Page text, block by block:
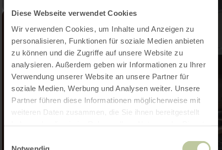
Diese Webseite verwendet Cookies
Wir verwenden Cookies, um Inhalte und Anzeigen zu
personalisieren, Funktionen für soziale Medien anbieten
zu können und die Zugriffe auf unsere Website zu
analysieren. Außerdem geben wir Informationen zu Ihrer
Verwendung unserer Website an unsere Partner für
soziale Medien, Werbung und Analysen weiter. Unsere
Partner führen diese Informationen möglicherweise mit
weiteren Daten zusammen, die Sie ihnen bereitgestellt